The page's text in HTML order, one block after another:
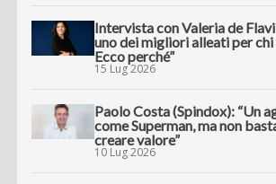
Intervista con Valeria de
uno dei migliori alleati per
Ecco perché”
15 Lug 2026
Paolo Costa (Spindox): “Un
come Superman, ma non
creare valore”
10 Lug 2026